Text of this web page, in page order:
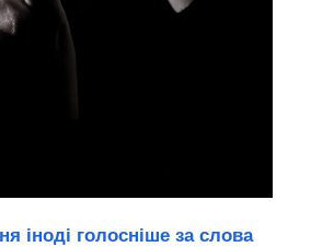
іноді голосніше за слова